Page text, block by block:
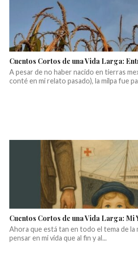
Cuentos Cortos de una Vida Larga:
A pesar de no haber nacido en tierras
conté en mi relato pasado), la milpa fue
Cuentos Cortos de una Vida Larga: Mi
Ahora que está tan en todo el tema de la
pensar en mi vida que al fin y al...